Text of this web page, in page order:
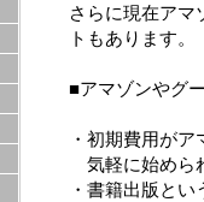
さらに現在アマ
トもあります。
■アマゾンやグ
・初期費用が
気軽に始めら
・書籍出版と